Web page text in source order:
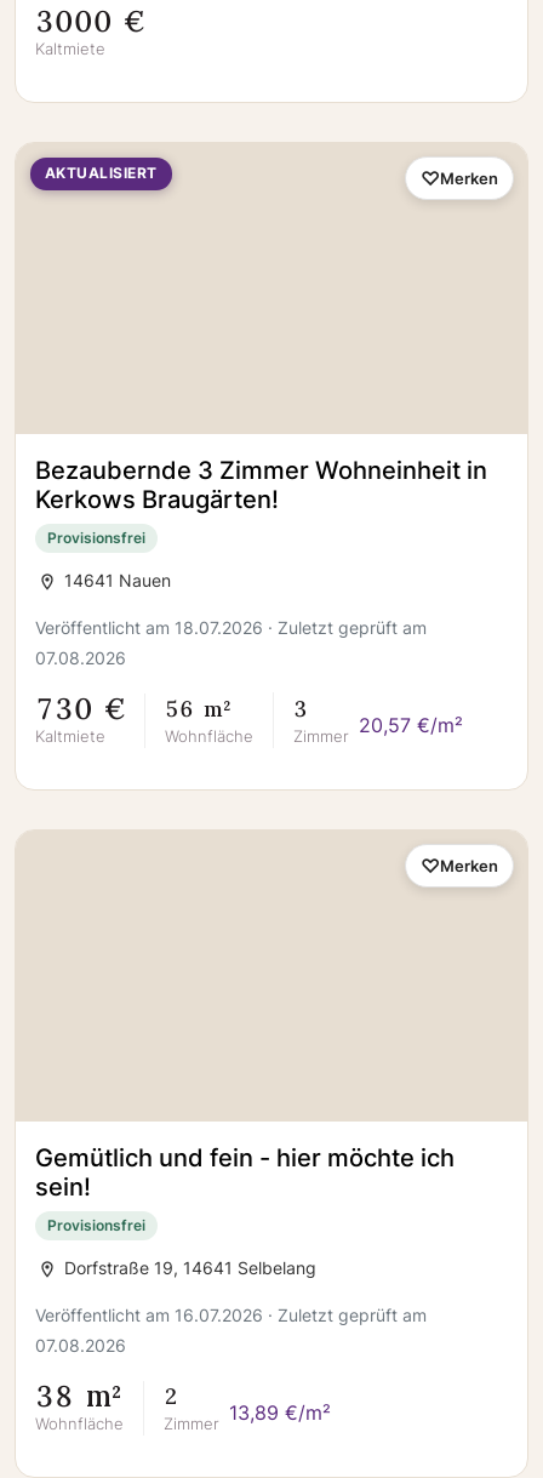
3000 €
Kaltmiete
AKTUALISIERT
Bezaubernde 3 Zimmer Wohneinheit in
Kerkows Braugärten!
Provisionsfrei
14641 Nauen
Veröffentlicht am 18.07.2026 · Zuletzt geprüft am
07.08.2026
730 €
Kaltmiete
56 m²
Wohnfläche
3
Zimmer 20,57 €/m²
Merken
Gemütlich und fein - hier möchte ich
sein!
Provisionsfrei
Dorfstraße 19, 14641 Selbelang
Veröffentlicht am 16.07.2026 · Zuletzt geprüft am
07.08.2026
38 m²
Wohnfläche
2
Zimmer 13,89 €/m²
Merken